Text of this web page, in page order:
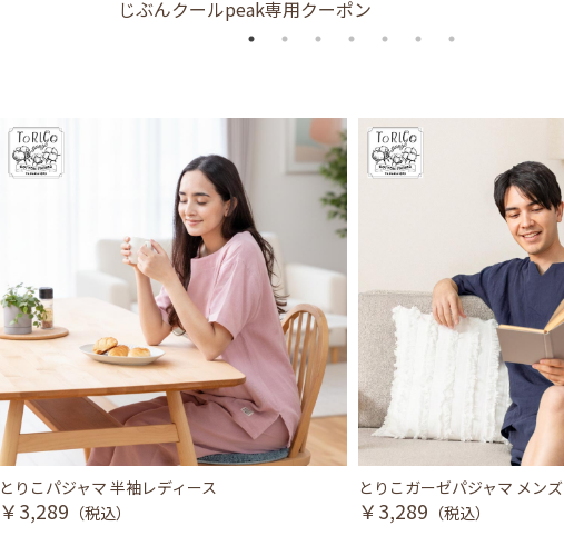
じぶんクールpeak専用クーポン
とりこパジャマ 半袖レディース
￥3,289 （税込）
とりこガーゼパジャマ メンズ
￥3,289 （税込）